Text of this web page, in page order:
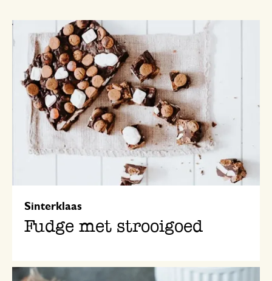
Sinterklaas
Fudge met strooigoed